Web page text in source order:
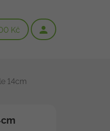
Kč
14cm